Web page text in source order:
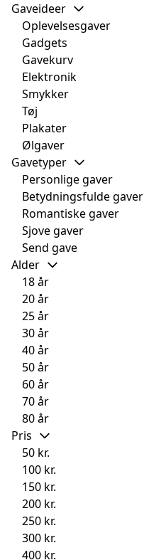
Gaveideer
Oplevelsesgaver
Gadgets
Gavekurv
Elektronik
Smykker
Tøj
Plakater
Ølgaver
Gavetyper
Personlige gaver
Betydningsfulde gaver
Romantiske gaver
Sjove gaver
Send gave
Alder
18 år
20 år
25 år
30 år
40 år
50 år
60 år
70 år
80 år
Pris
50 kr.
100 kr.
150 kr.
200 kr.
250 kr.
300 kr.
400 kr.